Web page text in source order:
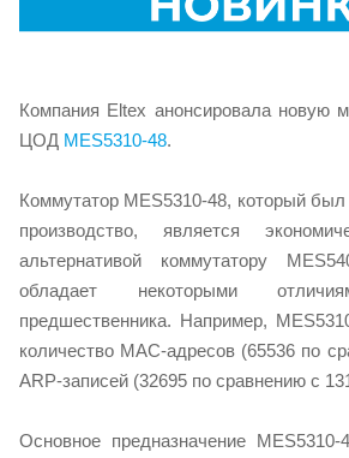
Компания Eltex анонсировала новую
ЦОД MES5310-48.
Коммутатор MES5310-48, который
производство, является
альтернативой коммутатору
обладает некоторыми
предшественника. Например,
количество MAC-адресов (65536 по
ARP-записей (32695 по сравнению с
Основное предназначение